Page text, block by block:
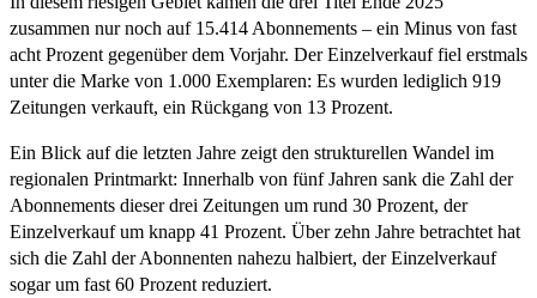
zusammen nur noch auf 15.414 Abonnements – ein Minus von fast
acht Prozent gegenüber dem Vorjahr. Der Einzelverkauf fiel erstmals
unter die Marke von 1.000 Exemplaren: Es wurden lediglich 919
Zeitungen verkauft, ein Rückgang von 13 Prozent.
Ein Blick auf die letzten Jahre zeigt den strukturellen Wandel im
regionalen Printmarkt: Innerhalb von fünf Jahren sank die Zahl der
Abonnements dieser drei Zeitungen um rund 30 Prozent, der
Einzelverkauf um knapp 41 Prozent. Über zehn Jahre betrachtet hat
sich die Zahl der Abonnenten nahezu halbiert, der Einzelverkauf
sogar um fast 60 Prozent reduziert.